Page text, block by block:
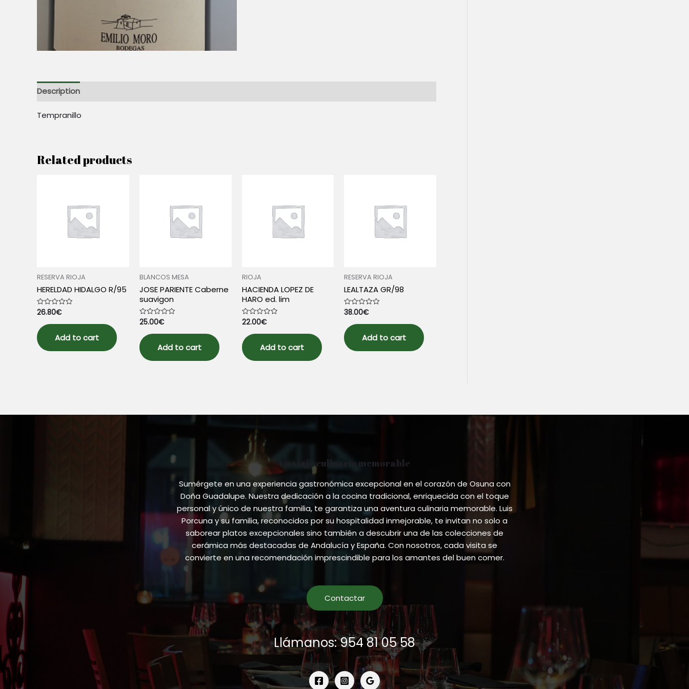
Description
Tempranillo
Related products
RESERVA RIOJA
HERELDAD HIDALGO R/95
Rated
out
of
5
26.80€
Add to cart
BLANCOS MESA
JOSE PARIENTE Caberne
suavigon
Rated
out
of
5
25.00€
Add to cart
RIOJA
HACIENDA LOPEZ DE
HARO ed. lim
Rated
out
of
5
22.00€
Add to cart
RESERVA RIOJA
LEALTAZA GR/98
Rated
out
of
5
38.00€
Add to cart
Un viaje culinario memorable
Sumérgete en una experiencia gastronómica excepcional en el corazón de Osuna con
Doña Guadalupe. Nuestra dedicación a la cocina tradicional, enriquecida con el toque
personal y único de nuestra familia, te garantiza una aventura culinaria memorable. Luis
Porcuna y su familia, reconocidos por su hospitalidad inmejorable, te invitan no solo a
saborear platos excepcionales sino también a descubrir una de las colecciones de
cerámica más destacadas de Andalucía y España. Con nosotros, cada visita se
convierte en una recomendación imprescindible para los amantes del buen comer.
Contactar
Llámanos: 954 81 05 58